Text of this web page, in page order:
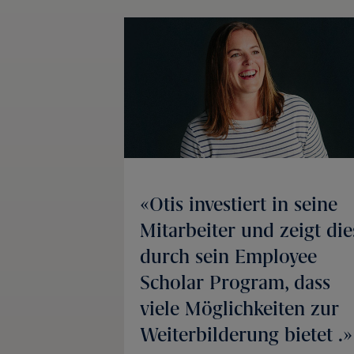
Otis investiert in seine
Mitarbeiter und zeigt
durch sein Employee
Scholar Program, dass
viele Möglichkeiten zur
Weiterbilderung bietet .